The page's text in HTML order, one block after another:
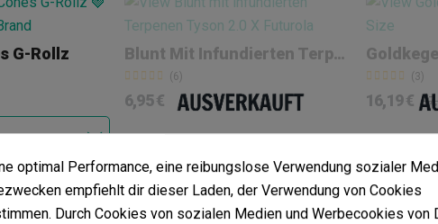
G-Rollz Blunt Mit Infundierten Terpenen Tyson 2.0 X Futurola
(6)
6,95 €
Mehr anzeigen
(3)
16,19 €
optimal Performance, eine reibungslose Verwendung sozialer
empfiehlt dir dieser Laden, der Verwendung von Cookies
Durch Cookies von sozialen Medien und Werbecookies von